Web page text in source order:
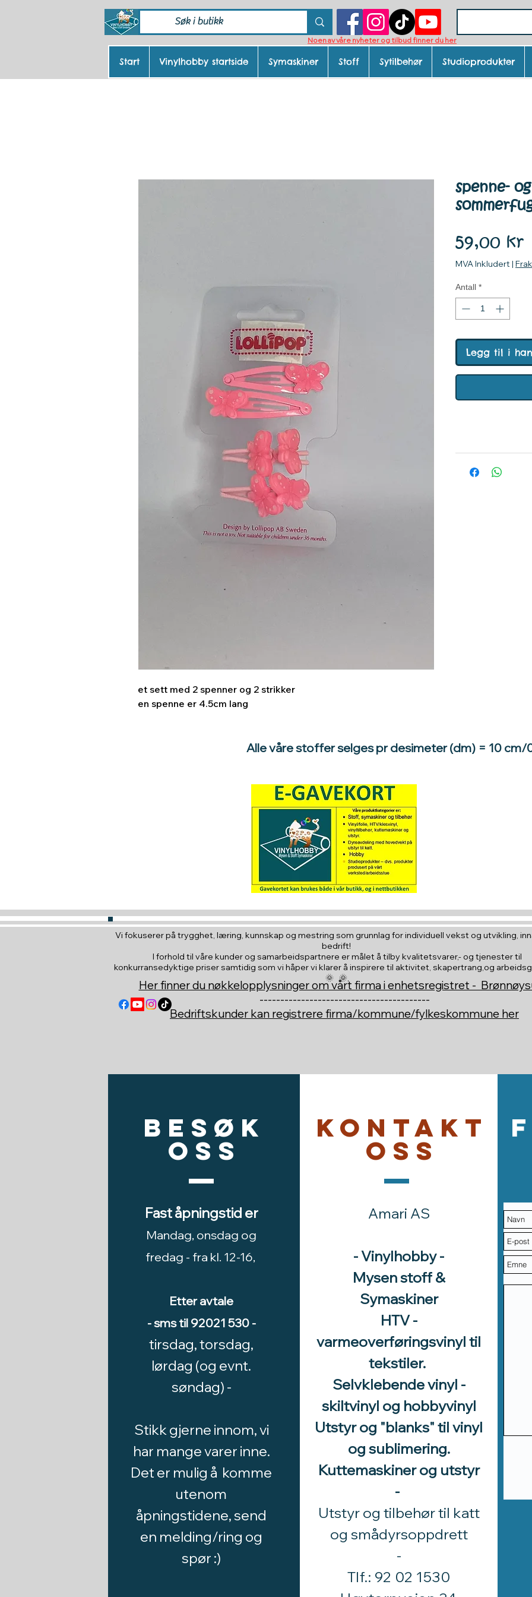
Noen av våre nyheter og tilbud finner du her
et sett med 2 spenner og 2 strikker
en spenne er 4.5cm lang
spenne-
59,00 kr
MVA Inkludert |
Antall *
Legg til i
Alle våre stoffer selges pr desimeter (dm) = 10 cm/
Start Vinylhobby startside Symaskiner Stoff Sytilbehør Studioprodukter
Vi fokuserer på trygghet, læring, kunnskap og mestring som grunnlag for individuell vekst og utvikling,
bedrift!
I forhold til våre kunder og samarbeidspartnere er målet å tilby kvalitetsvarer,- og tjenester til
konkurransedyktige priser samtidig som vi håper vi klarer å inspirere til aktivitet, skapertrang,og
🌞 🌞,
Her finner du nøkkelopplysninger om vårt firma i enhetsregistret -
-----------------------------------------
Bedriftskunder kan registrere firma/kommune/fylkeskommune her
Besøk
oss
Fast åpningstid er
Mandag, onsdag og
fredag - fra kl. 12-16,
Etter avtale
- sms til 92021 530 -
tirsdag, torsdag,
lørdag (og evnt.
søndag) -
Stikk gjerne innom, vi
har mange varer inne.
Det er mulig å komme
utenom
åpningstidene, send
en melding/ring og
spør :)
Kontakt
oss
Amari AS
- Vinylhobby -
Mysen stoff &
Symaskiner
HTV -
varmeoverføringsvinyl til
tekstiler.
Selvklebende vinyl -
skiltvinyl og hobbyvinyl
Utstyr og "blanks" til vinyl
og sublimering.
Kuttemaskiner og utstyr
-
Utstyr og tilbehør til katt
og smådyrsoppdrett
​-
Tlf.: 92 02 1530